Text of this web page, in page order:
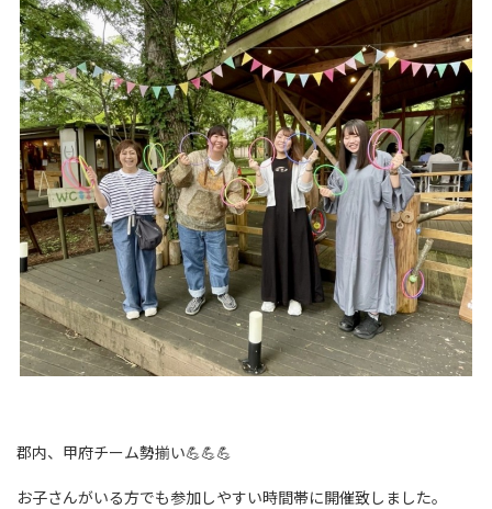
郡内、甲府チーム勢揃い💪💪💪
お子さんがいる方でも参加しやすい時間帯に開催致しました。